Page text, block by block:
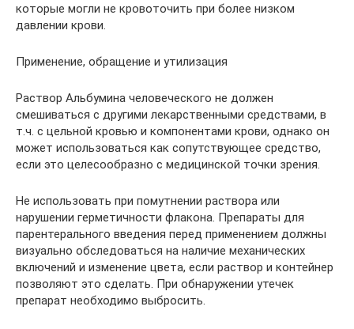
которые могли не кровоточить при более низком
давлении крови.
Применение, обращение и утилизация
Раствор Альбумина человечеcкого не должен
смешиваться с другими лекарственными средствами, в
т.ч. с цельной кровью и компонентами крови, однако он
может использоваться как сопутствующее средство,
если это целесообразно с медицинской точки зрения.
Не использовать при помутнении раствора или
нарушении герметичности флакона. Препараты для
парентерального введения перед применением должны
визуально обследоваться на наличие механических
включений и изменение цвета, если раствор и контейнер
позволяют это сделать. При обнаружении утечек
препарат необходимо выбросить.